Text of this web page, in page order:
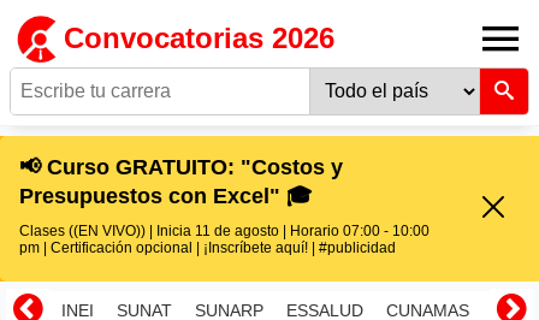
Convocatorias 2026
📢 Curso GRATUITO: "Costos y
Presupuestos con Excel" 🎓
Clases ((EN VIVO)) | Inicia 11 de agosto | Horario 07:00 - 10:00
pm | Certificación opcional | ¡Inscríbete aquí! | #publicidad
INEI SUNAT SUNARP ESSALUD CUNAMAS